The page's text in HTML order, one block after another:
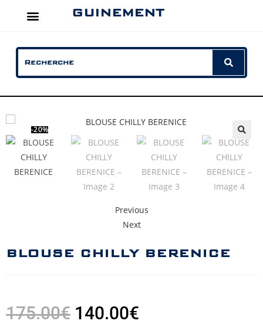
GUINEMENT
-20%
Previous
Next
BLOUSE CHILLY BERENICE
175.00€ 140.00€